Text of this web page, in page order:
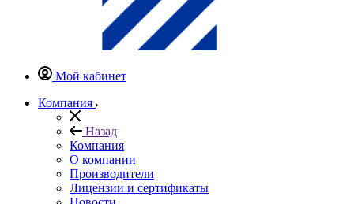
Мой кабинет
Компания
Назад
Компания
О компании
Производители
Лицензии и сертификаты